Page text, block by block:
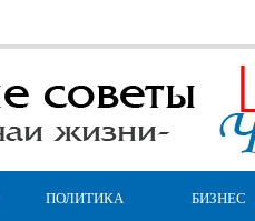
ПОЛИТИКА БИЗНЕС